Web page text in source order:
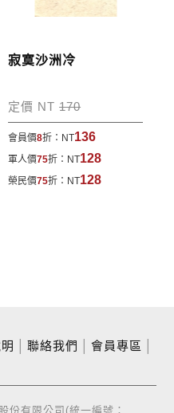
寂寞沙洲冷
定價 NT170
會員價8折： NT136
軍人價75折： NT128
榮民價75折： NT128
聯絡我們 會員專區
有限公司(統一編號：